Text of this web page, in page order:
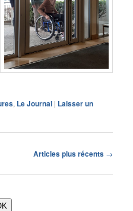
, Le Journal | Laisser un
Articles plus récents →